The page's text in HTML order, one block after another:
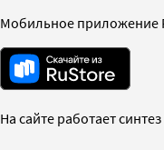
Мобильное приложение
На сайте работает